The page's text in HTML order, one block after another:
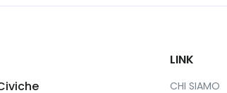
LINK
CHI SIAMO